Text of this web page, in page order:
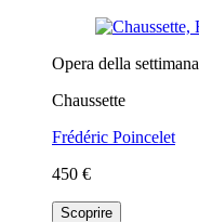
Opera della settimana
Chaussette
Frédéric Poincelet
450 €
Scoprire